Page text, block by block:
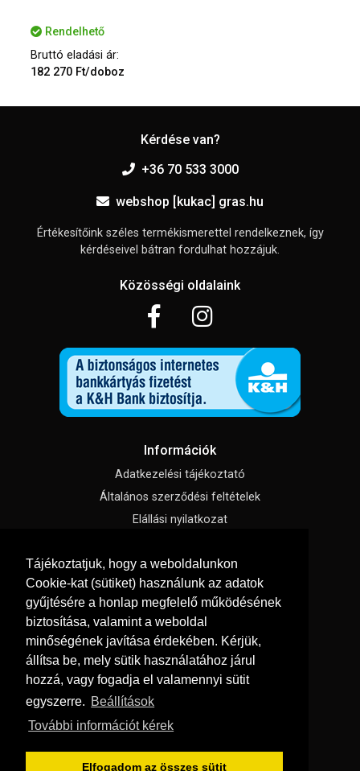
Tájékoztatjuk, hogy a weboldalunkon
Cookie-kat (sütiket) használunk az adatok
gyűjtésére a honlap megfelelő működésének
biztosítása, valamint a weboldal
minőségének javítása érdekében. Kérjük,
állítsa be, mely sütik használatához járul
hozzá, vagy fogadja el valamennyi sütit
egyszerre. Beállítások
További információt kérek
Elfogadom az összes sütit
Rendelhető
Bruttó eladási ár:
182 270 Ft/doboz
Kérdése van?
+36 70 533 3000
webshop [kukac] gras.hu
Értékesítőink széles termékismerettel rendelkeznek, így
kérdéseivel bátran fordulhat hozzájuk.
Közösségi oldalaink
Információk
Adatkezelési tájékoztató
Általános szerződési feltételek
Elállási nyilatkozat
Süti beállítások
Menü
Szakmai tippek / Újdonságok
Kapcsolat
Letölthető katalógusok
Szállítás és fizetés
Vásárlási feltételek